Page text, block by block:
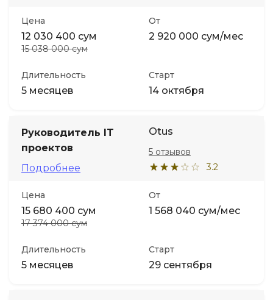
Цена
12 030 400 сум
15 038 000 сум
От
2 920 000 сум/мес
Длительность
5 месяцев
Старт
14 октября
Руководитель IT
проектов
Подробнее
Otus
3.2
5 отзывов
Цена
15 680 400 сум
17 374 000 сум
От
1 568 040 сум/мес
Длительность
5 месяцев
Старт
29 сентября